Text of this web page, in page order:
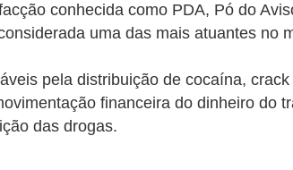
conhecida como PDA, Pó do
uma das mais atuantes no
pela distribuição de cocaína,
financeira do dinheiro do
das drogas.